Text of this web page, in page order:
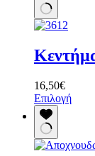
16,50€
ΕπιλογήΑυτό